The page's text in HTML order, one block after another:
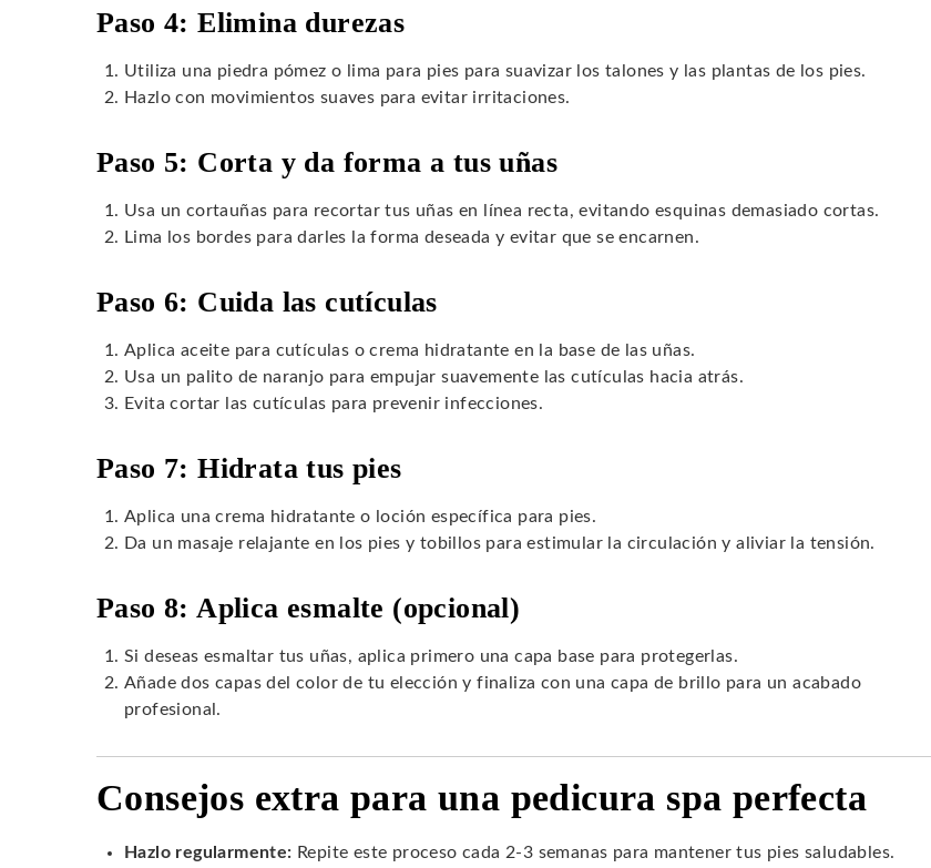
Paso 4: Elimina durezas
Utiliza una piedra pómez o lima para pies para suavizar los talones y las plantas de los pies.
Hazlo con movimientos suaves para evitar irritaciones.
Paso 5: Corta y da forma a tus uñas
Usa un cortauñas para recortar tus uñas en línea recta, evitando esquinas demasiado cortas.
Lima los bordes para darles la forma deseada y evitar que se encarnen.
Paso 6: Cuida las cutículas
Aplica aceite para cutículas o crema hidratante en la base de las uñas.
Usa un palito de naranjo para empujar suavemente las cutículas hacia atrás.
Evita cortar las cutículas para prevenir infecciones.
Paso 7: Hidrata tus pies
Aplica una crema hidratante o loción específica para pies.
Da un masaje relajante en los pies y tobillos para estimular la circulación y aliviar la tensión.
Paso 8: Aplica esmalte (opcional)
Si deseas esmaltar tus uñas, aplica primero una capa base para protegerlas.
Añade dos capas del color de tu elección y finaliza con una capa de brillo para un acabado
profesional.
Consejos extra para una pedicura spa perfecta
Hazlo regularmente: Repite este proceso cada 2-3 semanas para mantener tus pies saludables.